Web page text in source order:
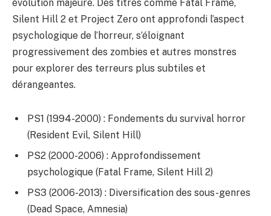
évolution majeure. Des titres comme Fatal Frame,
Silent Hill 2 et Project Zero ont approfondi l’aspect
psychologique de l’horreur, s’éloignant
progressivement des zombies et autres monstres
pour explorer des terreurs plus subtiles et
dérangeantes.
PS1 (1994-2000) : Fondements du survival horror
(Resident Evil, Silent Hill)
PS2 (2000-2006) : Approfondissement
psychologique (Fatal Frame, Silent Hill 2)
PS3 (2006-2013) : Diversification des sous-genres
(Dead Space, Amnesia)